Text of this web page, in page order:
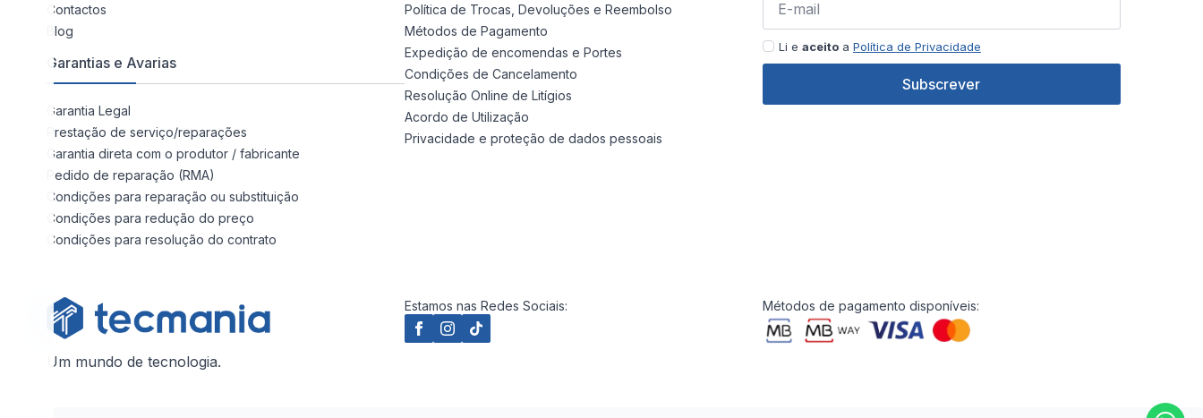
Contactos
Blog
Garantias e Avarias
Garantia Legal
Prestação de serviço/reparações
Garantia direta com o produtor / fabricante
Pedido de reparação (RMA)
Condições para reparação ou substituição
Condições para redução do preço
Condições para resolução do contrato
Política de Trocas, Devoluções e Reembolso
Métodos de Pagamento
Expedição de encomendas e Portes
Condições de Cancelamento
Resolução Online de Litígios
Acordo de Utilização
Privacidade e proteção de dados pessoais
Li e aceitoa Política de Privacidade
Subscrever
Um mundo de tecnologia.
Estamos nas Redes Sociais: Métodos de pagamento disponíveis: